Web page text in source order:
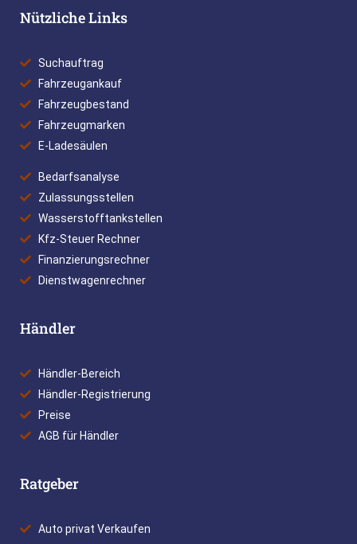
Nützliche Links
Suchauftrag
Fahrzeugankauf
Fahrzeugbestand
Fahrzeugmarken
E-Ladesäulen
Bedarfsanalyse
Zulassungsstellen
Wasserstofftankstellen
Kfz-Steuer Rechner
Finanzierungsrechner
Dienstwagenrechner
Händler
Händler-Bereich
Händler-Registrierung
Preise
AGB für Händler
Ratgeber
Auto privat Verkaufen